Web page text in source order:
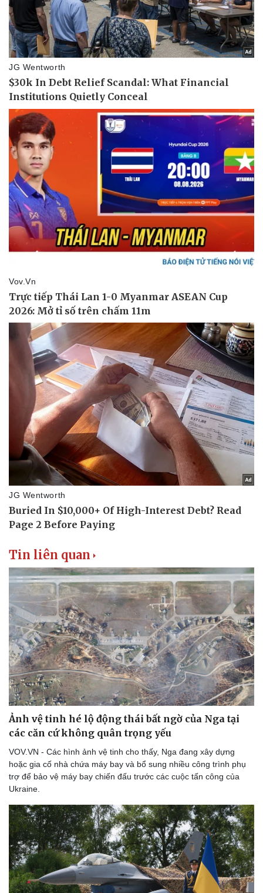
Ăn sạch sống khỏe
Văn hóa
Sân khấu - Điện ảnh
Văn học
Âm nhạc
Di sản
Giải trí
Nghệ sĩ
Thời trang
Sao Việt
Du lịch
Tư vấn
Săn Tour
check-in
Podcast
Câu chuyện thời sự
Đọc truyện đêm khuya
Cửa sổ tình yêu
Kể chuyện cho bé
Tin liên quan
Ảnh vệ tinh hé lộ động thái bất ngờ của Nga tại
các căn cứ không quân trọng yếu
VOV.VN - Các hình ảnh vệ tinh cho thấy, Nga đang xây dựng
hoặc gia cố nhà chứa máy bay và bổ sung nhiều công trình phụ
trợ để bảo vệ máy bay chiến đấu trước các cuộc tấn công của
Ukraine.